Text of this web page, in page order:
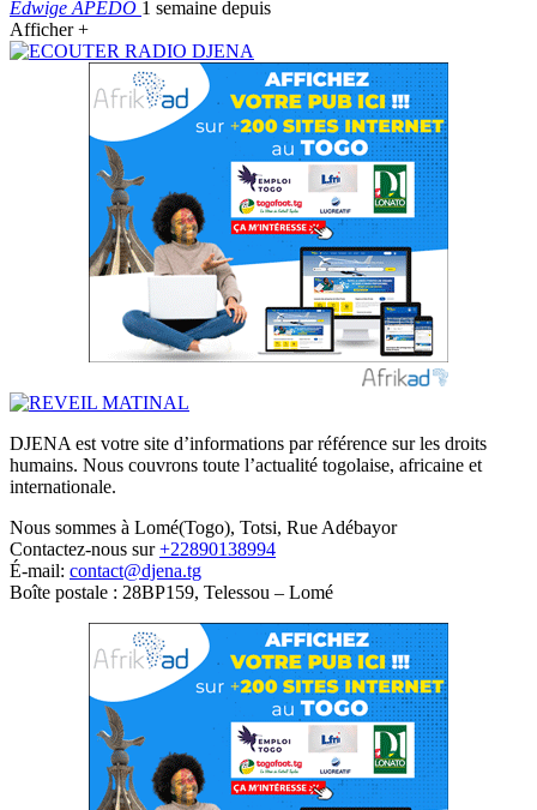
Edwige APEDO 1 semaine depuis
Afficher +
DJENA est votre site d’informations par référence sur les droits
humains. Nous couvrons toute l’actualité togolaise, africaine et
internationale.
Nous sommes à Lomé(Togo), Totsi, Rue Adébayor
Contactez-nous sur+22890138994
É-mail: contact@djena.tg
Boîte postale : 28BP159, Telessou – Lomé